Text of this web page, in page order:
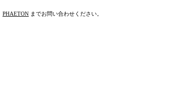
PHAETON までお問い合わせください。